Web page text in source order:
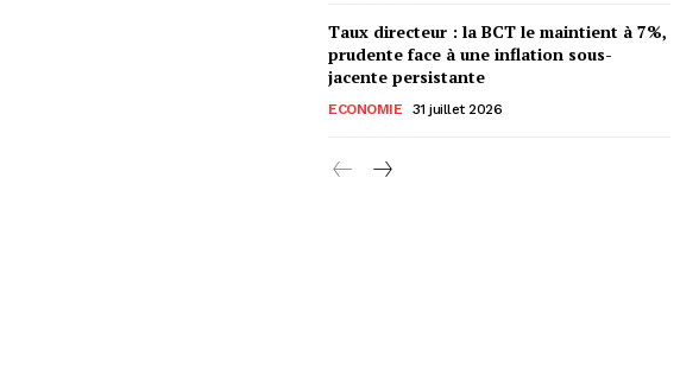
Taux directeur : la BCT le maintient à 7%,
prudente face à une inflation sous-
jacente persistante
ECONOMIE 31 juillet 2026